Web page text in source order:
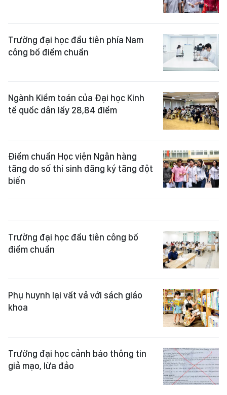
Trường đại học đầu tiên phía Nam
công bố điểm chuẩn
Ngành Kiểm toán của Đại học Kinh
tế quốc dân lấy 28,84 điểm
Điểm chuẩn Học viện Ngân hàng
tăng do số thí sinh đăng ký tăng đột
biến
Trường đại học đầu tiên công bố
điểm chuẩn
Phụ huynh lại vất vả với sách giáo
khoa
Trường đại học cảnh báo thông tin
giả mạo, lừa đảo